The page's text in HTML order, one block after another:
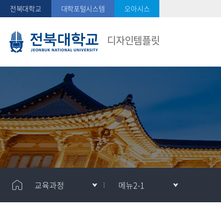
전북대학교 대학포털시스템 오아시스
디자인템플릿
교육과정 메뉴2-1